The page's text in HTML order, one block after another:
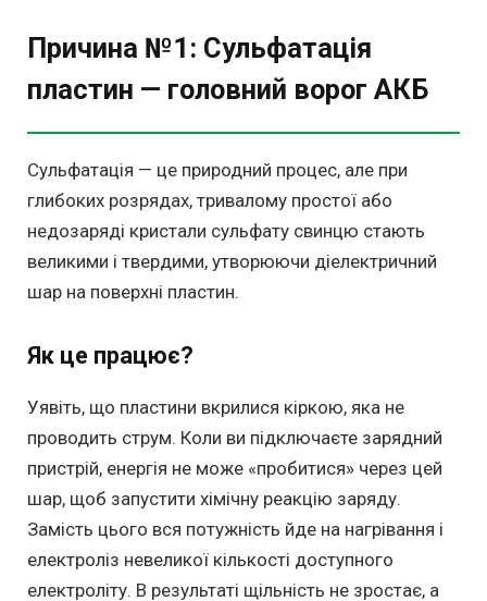
Причина №1: Сульфатація
пластин — головний ворог АКБ
Сульфатація — це природний процес, але при
глибоких розрядах, тривалому простої або
недозаряді кристали сульфату свинцю стають
великими і твердими, утворюючи діелектричний
шар на поверхні пластин.
Як це працює?
Уявіть, що пластини вкрилися кіркою, яка не
проводить струм. Коли ви підключаєте зарядний
пристрій, енергія не може «пробитися» через цей
шар, щоб запустити хімічну реакцію заряду.
Замість цього вся потужність йде на нагрівання і
електроліз невеликої кількості доступного
електроліту. В результаті щільність не зростає, а